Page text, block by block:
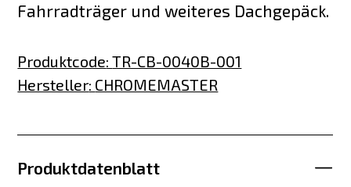
Fahrradträger und weiteres Dachgepäck.
Produktcode:TR-CB-0040B-001
Hersteller: CHROMEMASTER
Produktdatenblatt